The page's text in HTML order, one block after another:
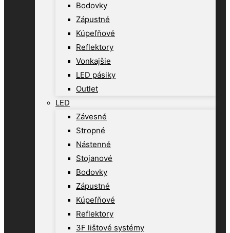
Bodovky
Zápustné
Kúpeľňové
Reflektory
Vonkajšie
LED pásiky
Outlet
LED
Závesné
Stropné
Nástenné
Stojanové
Bodovky
Zápustné
Kúpeľňové
Reflektory
3F lištové systémy